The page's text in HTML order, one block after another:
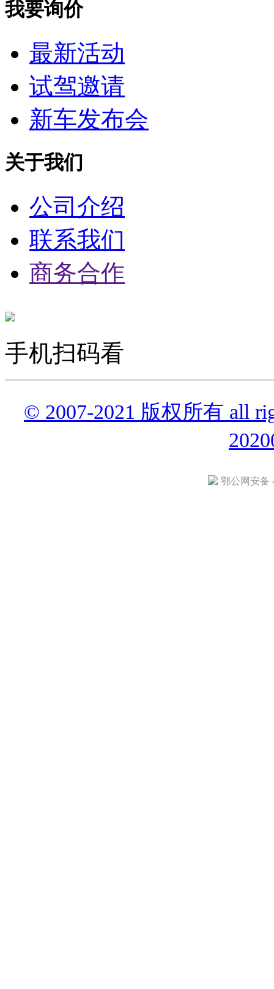
我要询价
最新活动
试驾邀请
新车发布会
关于我们
公司介绍
联系我们
商务合作
手机扫码看
© 2007-2021 版权所有 all
鄂公网安备